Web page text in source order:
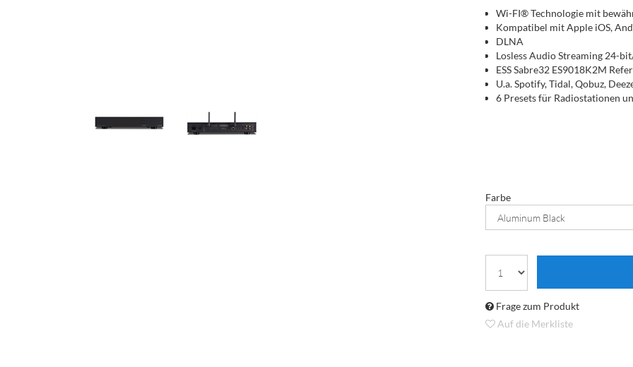
Wi-FI® Technologie mit
Kompatibel mit Apple iOS,
DLNA
Losless Audio Streaming 24-
ESS Sabre32 ES9018K2M
U.a. Spotify, Tidal, Qobuz,
6 Presets für Radiostationen
Farbe
Frage zum Produkt
Auf die Merkliste